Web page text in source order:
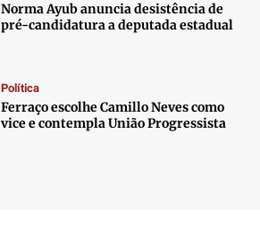
Norma Ayub anuncia desistência de
pré-candidatura a deputada estadual
Política
Ferraço escolhe Camillo Neves como
vice e contempla União Progressista